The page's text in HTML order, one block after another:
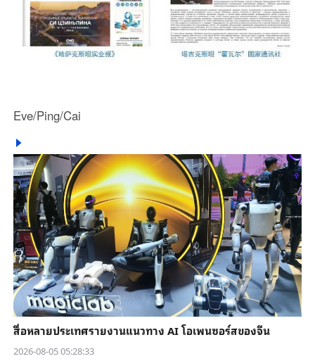
Eve/Ping/Cai
สื่อหลายประเทศรายงานแนวทาง AI โอเพนซอร์สของจีน
2026-08-05 05:28:33